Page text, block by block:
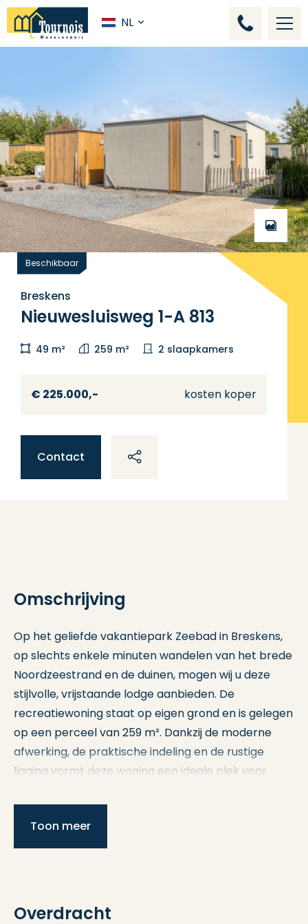
NL
Beschikbaar
Breskens
Nieuwesluisweg 1-A 813
49 m² 259 m² 2 slaapkamers
€ 225.000,- kosten koper
Contact
Omschrijving
Op het geliefde vakantiepark Zeebad in Breskens,
op slechts enkele minuten wandelen van het brede
Noordzeestrand en de duinen, mogen wij u deze
stijlvolle, vrijstaande lodge aanbieden. De
recreatiewoning staat op eigen grond en is gelegen
op een perceel van 259 m². Dankzij de moderne
afwerking, de praktische indeling en de rustige
ligging vormt deze woning een ideale plek voor
De lodge beschikt over een sfeervolle en lichte
over een eigen parkeerplaats direct naast de
Toon meer
Overdracht